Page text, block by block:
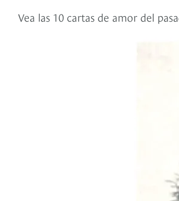
Vea las 10 cartas de amor del